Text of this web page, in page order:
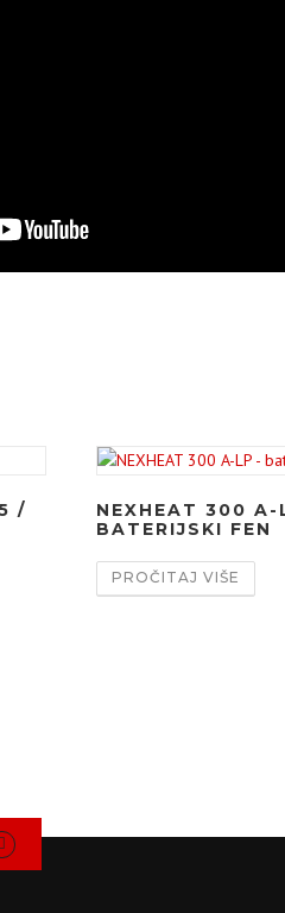
/
NEXHEAT 300 A-
BATERIJSKI FEN
PROČITAJ VIŠE